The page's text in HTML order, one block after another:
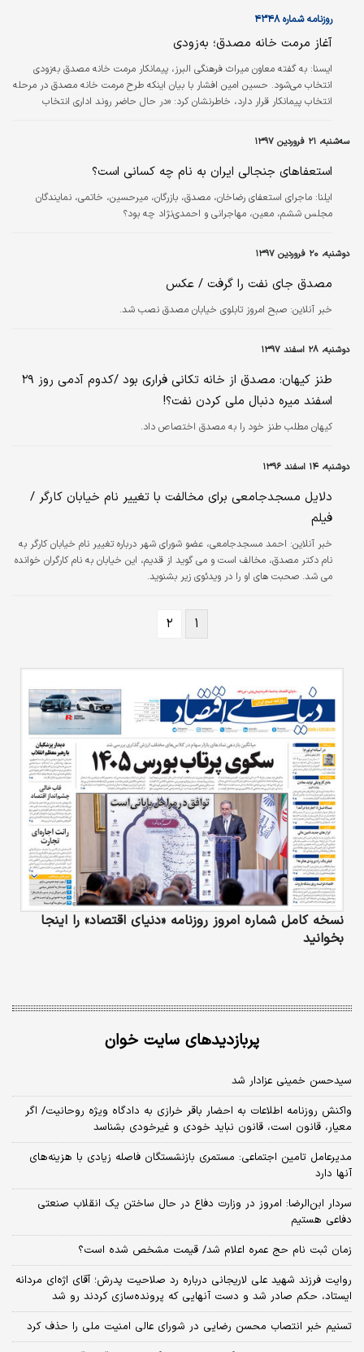
روزنامه شماره ۴۳۴۸
آغاز مرمت خانه مصدق؛ به‌زودی
ایسنا: به گفته معاون میراث فرهنگی البرز، پیمانکار مرمت خانه مصدق به‌زودی
انتخاب می‌شود. حسین امین افشار با بیان اینکه طرح مرمت خانه مصدق در مرحله
انتخاب پیمانکار قرار دارد، خاطرنشان کرد: «در حال حاضر روند اداری انتخاب
این خانه تاریخی آغاز می‌شود.» وی ابراز امیدواری کرد که به‌زودی طرح مرمت خانه
مصدق اجرایی و شرایط برای بازدید عموم مردم از این خانه تاریخی فراهم و با
تخصیص اعتبار مناسب مرمت خانه مصدق در کوتاه‌ترین زمان ممکن…
سه‌شنبه، ۲۱ فروردین ۱۳۹۷
استعفاهای جنجالی ایران به نام چه کسانی است؟
ایلنا: ماجرای استعفای رضاخان، مصدق، بازرگان، میرحسین، خاتمی، نمایندگان
مجلس ششم، معین، مهاجرانی و احمدی‌نژاد چه بود؟
دوشنبه، ۲۰ فروردین ۱۳۹۷
مصدق جای نفت را گرفت / عکس
خبر آنلاین: صبح امروز تابلوی خیابان مصدق نصب شد.
دوشنبه، ۲۸ اسفند ۱۳۹۷
طنز کیهان: مصدق از خانه تکانی فراری بود /کدوم آدمی روز ۲۹
اسفند میره دنبال ملی کردن نفت؟!
کیهان مطلب طنز خود را به مصدق اختصاص داد.
دوشنبه، ۱۴ اسفند ۱۳۹۶
دلایل مسجدجامعی برای مخالفت با تغییر نام خیابان کارگر /
فیلم
خبر آنلاین: احمد مسجدجامعی، عضو شورای شهر درباره تغییر نام خیابان کارگر به
نام دکتر مصدق، مخالف است و می گوید از قدیم، این خیابان به نام کارگران خوانده
می شد. صحبت های او را در ویدئوی زیر بشنوید.
۱ ۲
نسخه کامل شماره امروز روزنامه «دنیای‌ اقتصاد» را اینجا
بخوانید
پربازدیدهای سایت خوان
سیدحسن خمینی عزادار شد
واکنش روزنامه اطلاعات به احضار باقر خرازی به دادگاه ویژه روحانیت/ اگر
معیار، قانون است، قانون نباید خودی و غیرخودی بشناسد
مدیرعامل تامین اجتماعی: مستمری بازنشستگان فاصله زیادی با هزینه‌های
آنها دارد
سردار ابن‌الرضا: امروز در وزارت دفاع در حال ساختن یک انقلاب صنعتی
دفاعی هستیم
زمان ثبت‌ نام حج عمره اعلام شد/ قیمت مشخص شده است؟
روایت فرزند شهید علی لاریجانی درباره رد صلاحیت پدرش؛ آقای اژه‌ای مردانه
ایستاد، حکم صادر شد و دست آنهایی که پرونده‌سازی کردند رو شد
تسنیم خبر انتصاب محسن رضایی در شورای عالی امنیت ملی را حذف کرد